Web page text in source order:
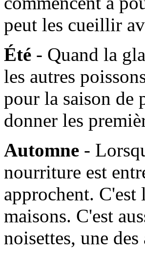
peut les cueillir
Été - Quand la
les autres
pour la saison de
donner les
Automne -
nourriture est
approchent.
maisons. C'est
noisettes, une